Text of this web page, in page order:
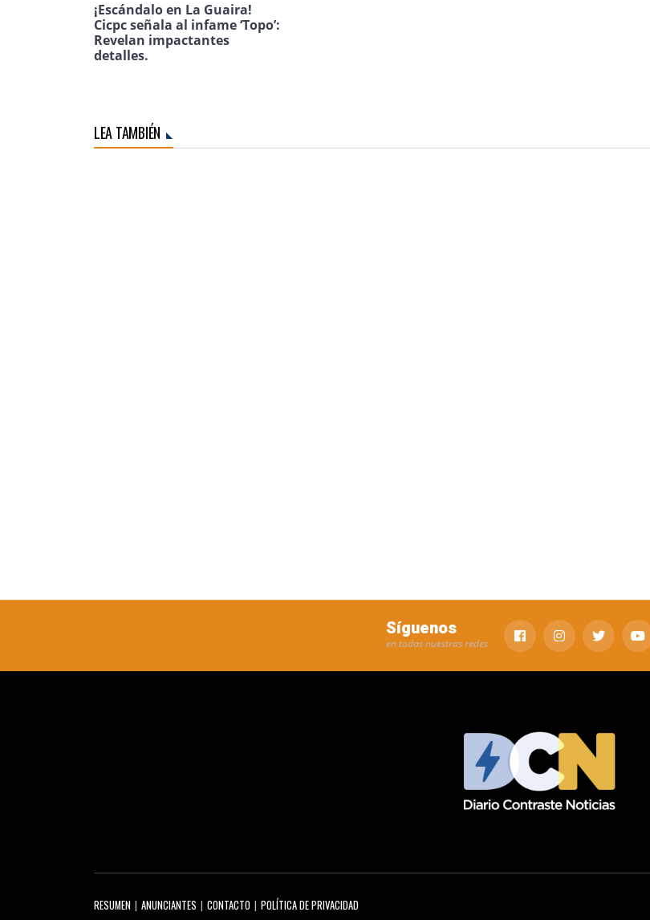
¡Escándalo en La Guaira!
Cicpc señala al infame ‘Topo’:
Revelan impactantes
detalles.
LEA TAMBIÉN
Síguenos
en todas nuestras redes
RESUMEN ANUNCIANTES CONTACTO POLÍTICA DE PRIVACIDAD